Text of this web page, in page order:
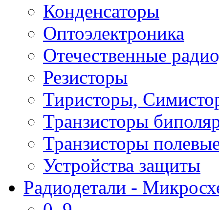
Конденсаторы
Оптоэлектроника
Отечественные
Резисторы
Тиристоры,
Транзисторы
Транзисторы
Устройства защиты
Радиодетали -